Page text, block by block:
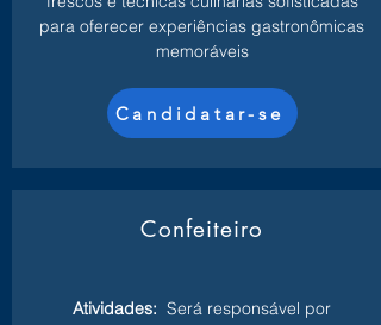
para oferecer experiências gastronômicas
memoráveis
Candidatar-se
Confeiteiro
Atividades: Será responsável por